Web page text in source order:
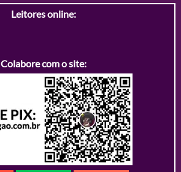
Leitores online:
Colabore com o site: